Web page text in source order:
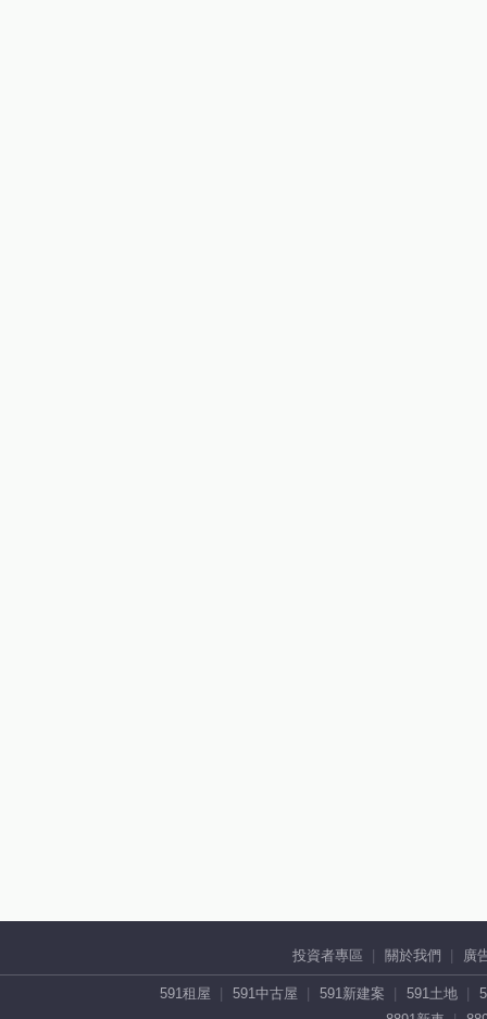
投資者專區 關於我們 廣
591租屋 591中古屋 591新建案 591土地